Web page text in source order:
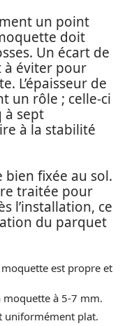
un point
doit
Un écart de
à éviter pour
L’épaisseur de
un rôle ; celle-ci
à sept
à la stabilité
fixée au sol.
traitée pour
l’installation, ce
du parquet
est propre et
moquette à 5-7 mm.
uniformément plat.